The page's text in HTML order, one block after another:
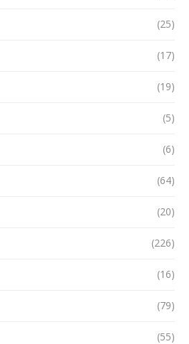
(25)
(17)
(19)
(5)
(6)
(64)
(20)
(226)
(16)
(79)
(55)